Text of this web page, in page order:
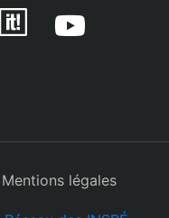
Mentions légales